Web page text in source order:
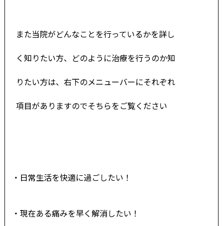
また当院がどんなことを行っているかを詳し
く知りたい方、どのように治療を行うのか知
りたい方は、右下のメニューバーにそれぞれ
項目がありますのでそちらをご覧ください
・日常生活を快適に過ごしたい！
・現在ある痛みを早く解消したい！